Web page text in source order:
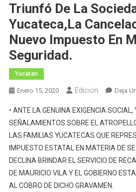
Triunfó De La
Yucateca,la
Nuevo Impuesto En
Seguridad.
Yucatan
Enero 15, 2020 Edicion Deja
• ANTE LA GENUINA EXIGENCIA SOCIAL,
SEÑALAMIENTOS SOBRE EL
LAS FAMILIAS YUCATECAS QUE
IMPUESTO ESTATAL EN MATERIA DE
DECLINA BRINDAR EL SERVICIO DE
DE MAURICIO VILA Y EL GOBIERNO
AL COBRO DE DICHO GRAVAMEN.